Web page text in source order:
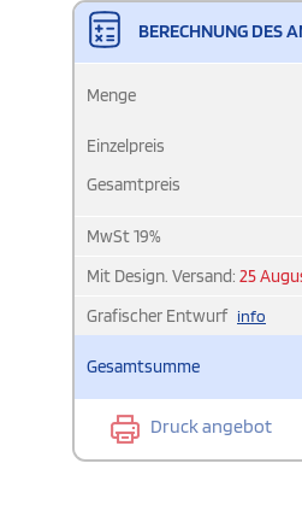
BERECHNUNG DES
Menge
Einzelpreis
Gesamtpreis
MwSt19%
Mit Design. Versand: 25
Grafischer Entwurf info
Gesamtsumme
Druck angebot